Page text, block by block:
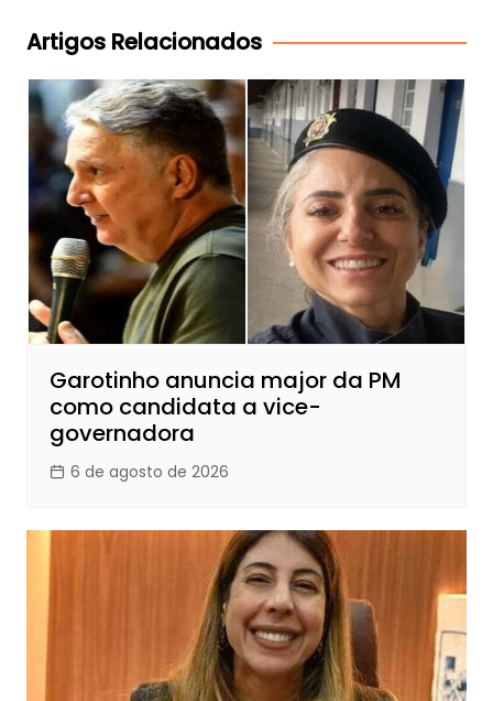
Post
Artigos Relacionados
Garotinho anuncia major da PM
como candidata a vice-
governadora
6 de agosto de 2026